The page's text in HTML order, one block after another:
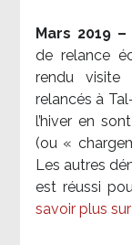
Mars 2019 –
de relance
rendu visite
relancés à
l’hiver en
(ou «
Les autres
est réussi
savoir plus